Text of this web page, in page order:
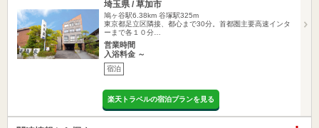
埼玉県 / 草加市
鳩ヶ谷駅6.38km 谷塚駅325m
東京都足立区隣接、都心まで30分。首都圏主要高速インタ
ーまで各１０分…
営業時間
入浴料金 ～
宿泊
楽天トラベルの宿泊プランを見る